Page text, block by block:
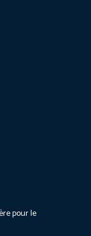
pour le